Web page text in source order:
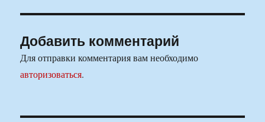
Добавить комментарий
Для отправки комментария вам необходимо
авторизоваться.